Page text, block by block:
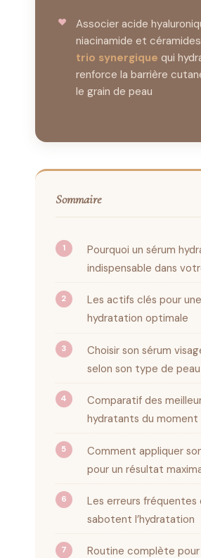
Associer acide
niacinamide et
trio synergique qui
renforce la barrière
le grain de peau
Sommaire
Pourquoi un sérum
indispensable dans
Les actifs clés pour une
hydratation optimale
Choisir son sérum
selon son type de peau
Comparatif des
hydratants du moment
Comment appliquer
pour un résultat
Les erreurs fréquentes
sabotent l’hydratation
Routine complète pour